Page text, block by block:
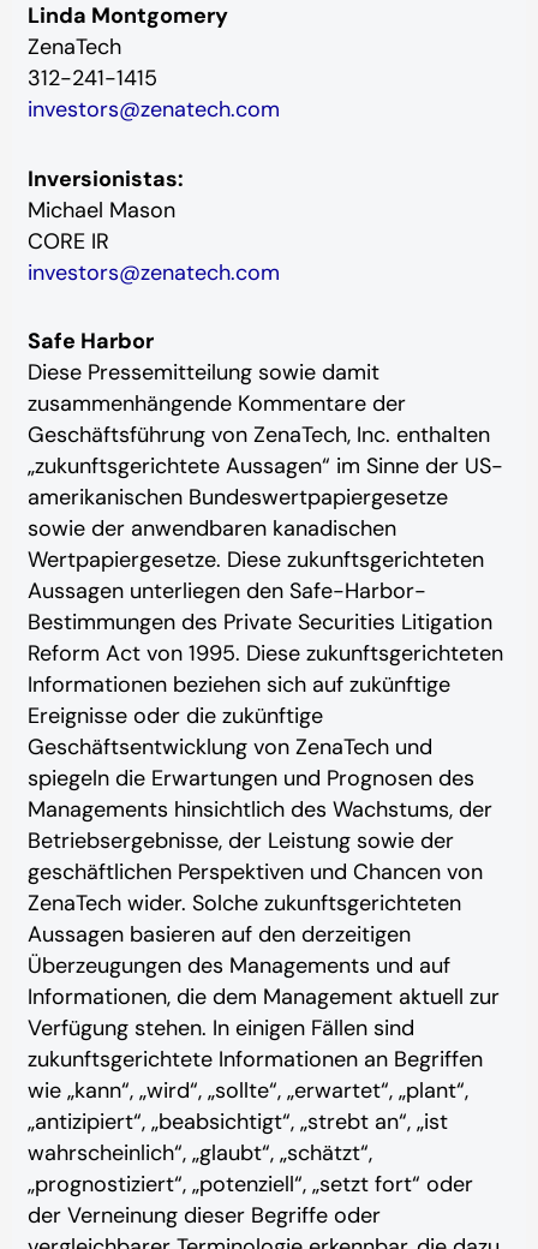
Linda Montgomery
ZenaTech
312-241-1415
investors@zenatech.com
Inversionistas:
Michael Mason
CORE IR
investors@zenatech.com
Safe Harbor
Diese Pressemitteilung sowie damit
zusammenhängende Kommentare der
Geschäftsführung von ZenaTech, Inc. enthalten
„zukunftsgerichtete Aussagen“ im Sinne der US-
amerikanischen Bundeswertpapiergesetze
sowie der anwendbaren kanadischen
Wertpapiergesetze. Diese zukunftsgerichteten
Aussagen unterliegen den Safe-Harbor-
Bestimmungen des Private Securities Litigation
Reform Act von 1995. Diese zukunftsgerichteten
Informationen beziehen sich auf zukünftige
Ereignisse oder die zukünftige
Geschäftsentwicklung von ZenaTech und
spiegeln die Erwartungen und Prognosen des
Managements hinsichtlich des Wachstums, der
Betriebsergebnisse, der Leistung sowie der
geschäftlichen Perspektiven und Chancen von
ZenaTech wider. Solche zukunftsgerichteten
Aussagen basieren auf den derzeitigen
Überzeugungen des Managements und auf
Informationen, die dem Management aktuell zur
Verfügung stehen. In einigen Fällen sind
zukunftsgerichtete Informationen an Begriffen
wie „kann“, „wird“, „sollte“, „erwartet“, „plant“,
„antizipiert“, „beabsichtigt“, „strebt an“, „ist
wahrscheinlich“, „glaubt“, „schätzt“,
„prognostiziert“, „potenziell“, „setzt fort“ oder
der Verneinung dieser Begriffe oder